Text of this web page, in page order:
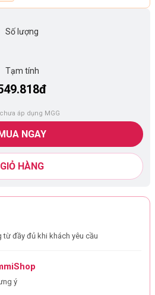
Số lượng
Tạm tính
áp dụng MGG
NGAY
GIỎ HÀNG
từ đầy đủ khi khách yêu cầu
ý